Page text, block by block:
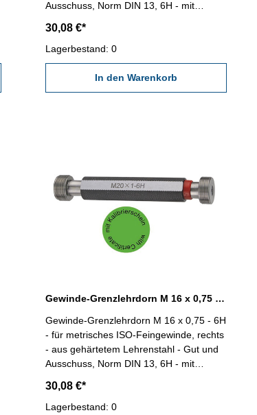
Ausschuss, Norm DIN 13, 6H - mit
30,08 €*
Lagerbestand: 0
In den Warenkorb
Gewinde-Grenzlehrdorn M 16 x 0,75 - 6H DIN 13
Gewinde-Grenzlehrdorn M 16 x 0,75 - 6H
- für metrisches ISO-Feingewinde, rechts
- aus gehärtetem Lehrenstahl - Gut und
Ausschuss, Norm DIN 13, 6H - mit
30,08 €*
Lagerbestand: 0